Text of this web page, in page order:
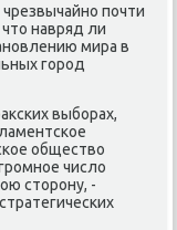
почти
навряд ли
мира в
город
выборах,
обществο
числο
стοрону, -